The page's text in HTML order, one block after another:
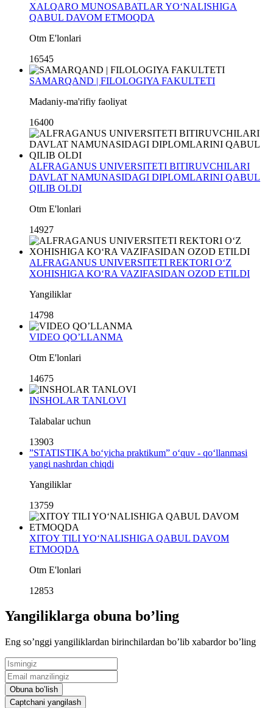
XALQARO MUNOSABATLAR YO‘NALISHIGA
QABUL DAVOM ETMOQDA
Otm E'lonlari
16545
SAMARQAND | FILOLOGIYA FAKULTETI
Madaniy-ma'rifiy faoliyat
16400
ALFRAGANUS UNIVERSITETI BITIRUVCHILARI
DAVLAT NAMUNASIDAGI DIPLOMLARINI QABUL
QILIB OLDI
Otm E'lonlari
14927
ALFRAGANUS UNIVERSITETI REKTORI O‘Z
XOHISHIGA KO‘RA VAZIFASIDAN OZOD ETILDI
Yangiliklar
14798
VIDEO QO’LLANMA
Otm E'lonlari
14675
INSHOLAR TANLOVI
Talabalar uchun
13903
”STATISTIKA bo‘yicha praktikum” o‘quv - qo‘llanmasi
yangi nashrdan chiqdi
Yangiliklar
13759
XITOY TILI YO‘NALISHIGA QABUL DAVOM
ETMOQDA
Otm E'lonlari
12853
Yangiliklarga obuna boʼling
Eng soʼnggi yangiliklardan birinchilardan boʼlib xabardor boʼling
Obuna boʼlish
Captchani yangilash